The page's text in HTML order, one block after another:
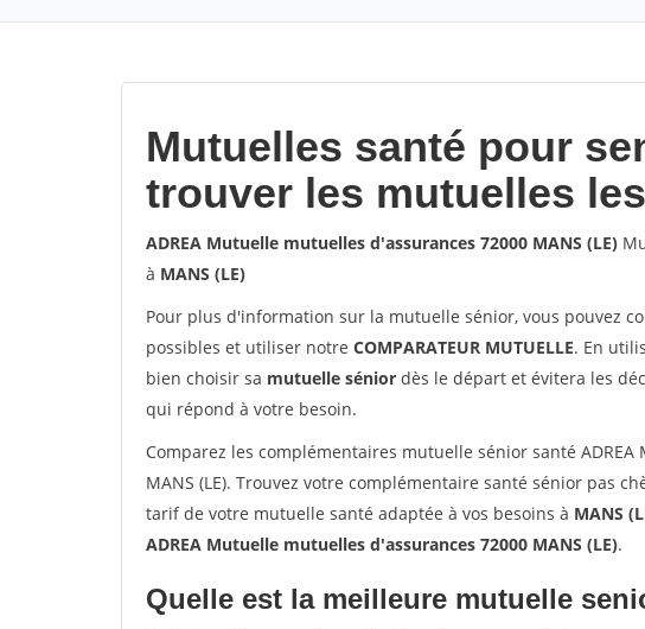
Mutuelles santé pour
trouver les mutuelles
ADREA Mutuelle mutuelles d'assurances 72000 MANS (LE)
à MANS (LE)
Pour plus d'information sur la mutuelle sénior, vous pouvez
possibles et utiliser notre COMPARATEUR MUTUELLE. En
bien choisir sa mutuelle sénior dès le départ et évitera les
qui répond à votre besoin.
Comparez les complémentaires mutuelle sénior santé
MANS (LE). Trouvez votre complémentaire santé sénior pas
tarif de votre mutuelle santé adaptée à vos besoins à MANS
ADREA Mutuelle mutuelles d'assurances 72000 MANS (LE).
Quelle est la meilleure mutuelle